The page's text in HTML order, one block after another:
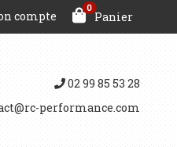
0
Panier
compte
02 99 85 53 28
performance.com